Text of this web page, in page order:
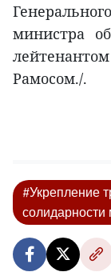
министра
Рамосом./.
#Укрепление